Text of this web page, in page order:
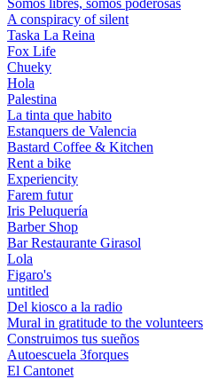
A conspiracy of silent
Taska La Reina
Fox Life
Chueky
Hola
Palestina
La tinta que habito
Estanquers de Valencia
Bastard Coffee & Kitchen
Rent a bike
Experiencity
Farem futur
Iris Peluquería
Barber Shop
Bar Restaurante Girasol
Lola
Figaro's
untitled
Del kiosco a la radio
Mural in gratitude to the volunteers
Construimos tus sueños
Autoescuela 3forques
El Cantonet